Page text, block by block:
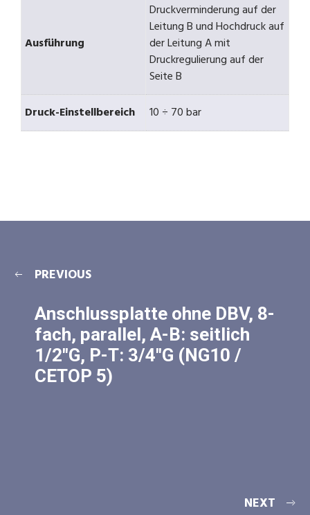
Ausführung
Druckverminderung auf der
Leitung B und Hochdruck auf
der Leitung A mit
Druckregulierung auf der
Seite B
Druck-Einstellbereich
10 ÷ 70 bar
PREVIOUS
Anschlussplatte ohne DBV, 8-
fach, parallel, A-B: seitlich
1/2″G, P-T: 3/4″G (NG10 /
CETOP 5)
NEXT